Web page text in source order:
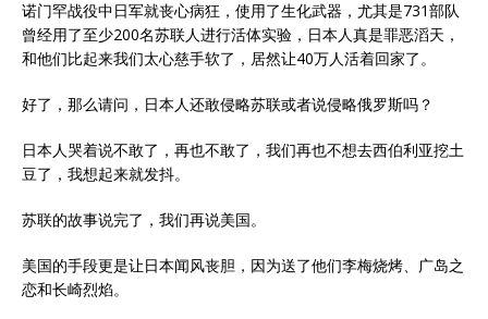
诺门罕战役中日军就丧心病狂，使用了生化武器，尤其是731部队
曾经用了至少200名苏联人进行活体实验，日本人真是罪恶滔天，
和他们比起来我们太心慈手软了，居然让40万人活着回家了。
好了，那么请问，日本人还敢侵略苏联或者说侵略俄罗斯吗？
日本人哭着说不敢了，再也不敢了，我们再也不想去西伯利亚挖土
豆了，我想起来就发抖。
苏联的故事说完了，我们再说美国。
美国的手段更是让日本闻风丧胆，因为送了他们李梅烧烤、广岛之
恋和长崎烈焰。